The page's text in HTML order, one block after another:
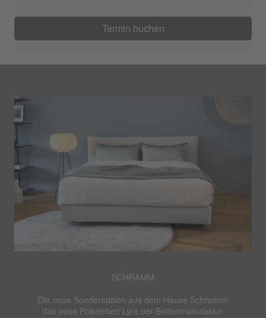
Termin buchen
SCHRAMM
SCHRAMM
Die neue Sonderedition aus dem Hause Schramm:
das neue Polsterbett Lyra der Bettenmanufaktur.